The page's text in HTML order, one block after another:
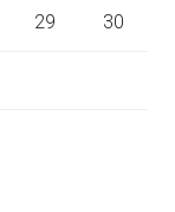
29 30